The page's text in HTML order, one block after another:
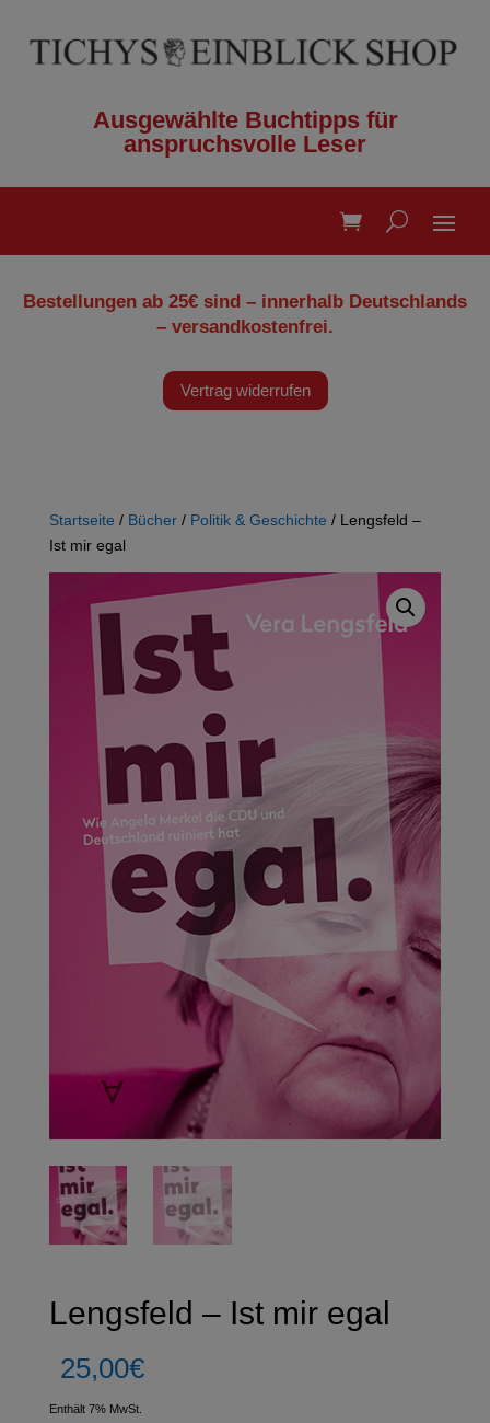
Ausgewählte Buchtipps für
anspruchsvolle Leser
Bestellungen ab 25€ sind – innerhalb Deutschlands
– versandkostenfrei.
Vertrag widerrufen
Startseite / Bücher/ Politik & Geschichte / Lengsfeld –
Ist mir egal
Lengsfeld – Ist mir egal
25,00€
Enthält 7% MwSt.